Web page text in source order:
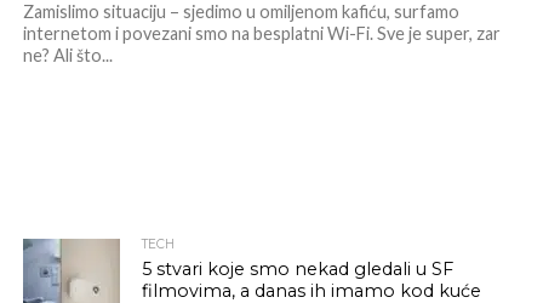
Zamislimo situaciju – sjedimo u omiljenom kafiću, surfamo
internetom i povezani smo na besplatni Wi-Fi. Sve je super, zar
ne? Ali što...
TECH
5 stvari koje smo nekad gledali u SF
filmovima, a danas ih imamo kod kuće